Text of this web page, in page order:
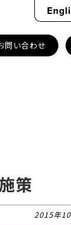
問い合わせ
策
2015年